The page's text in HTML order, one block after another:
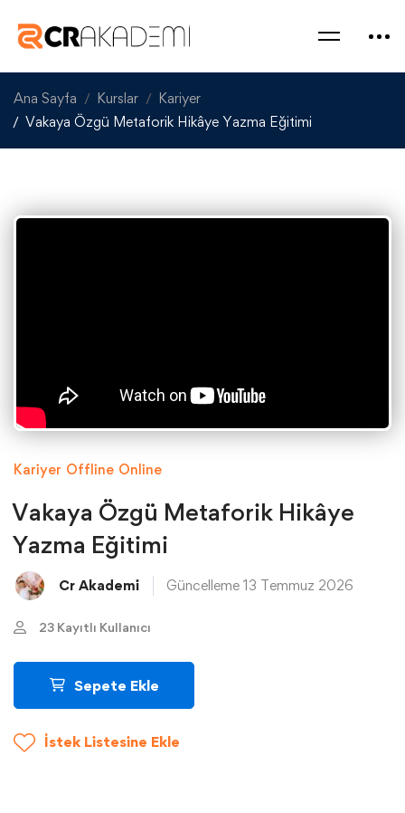
Ana Sayfa Kurslar
Kariyer
Vakaya Özgü Metaforik Hikâye Yazma Eğitimi
Kariyer Offline Online
Vakaya Özgü Metaforik Hikâye
Yazma Eğitimi
Cr Akademi Güncelleme 13 Temmuz 2026
23 Kayıtlı Kullanıcı
Sepete Ekle
İstek Listesine Ekle